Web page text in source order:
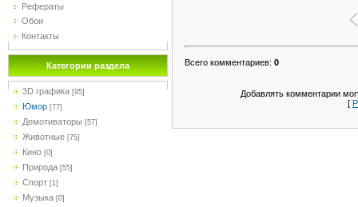
Рефераты
Обои
Контакты
Категории раздела
3D графика [95]
Юмор [77]
Демотиваторы [57]
Животные [75]
Кино [0]
Природа [55]
Спорт [1]
Музыка [0]
Всего комментариев: 0
Добавлять комментарии
[